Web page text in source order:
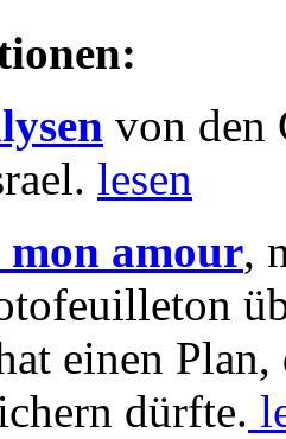
von den
lesen
amour,
einen Plan,
dürfte.